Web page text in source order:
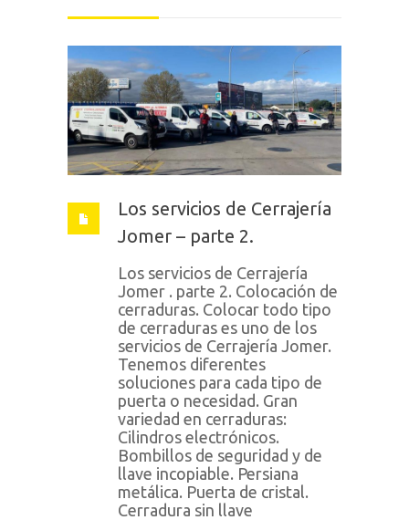
Los servicios de Cerrajería
Jomer – parte 2.
Los servicios de Cerrajería
Jomer . parte 2. Colocación de
cerraduras. Colocar todo tipo
de cerraduras es uno de los
servicios de Cerrajería Jomer.
Tenemos diferentes
soluciones para cada tipo de
puerta o necesidad. Gran
variedad en cerraduras:
Cilindros electrónicos.
Bombillos de seguridad y de
llave incopiable. Persiana
metálica. Puerta de cristal.
Cerradura sin llave